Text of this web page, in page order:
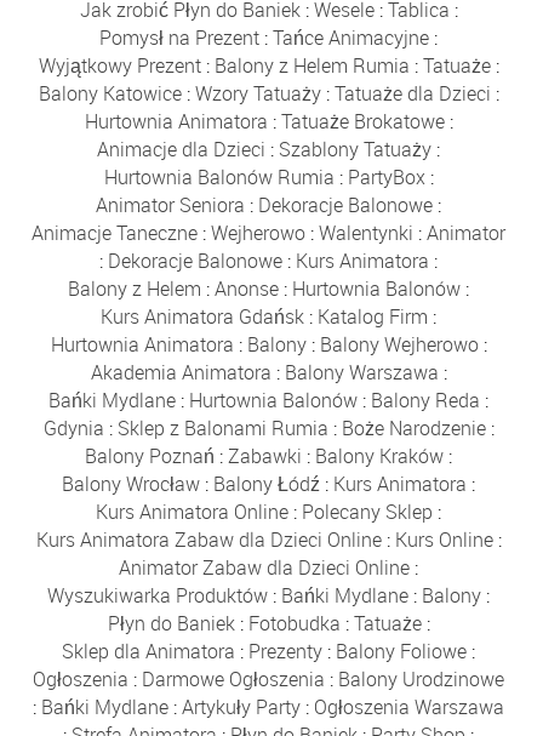
Jak zrobić Płyn do Baniek:Wesele:Tablica :
Pomysł na Prezent :Tańce Animacyjne :
Wyjątkowy Prezent: Balony z Helem Rumia :Tatuaże:
Balony Katowice:Wzory Tatuaży:Tatuaże dla Dzieci :
Hurtownia Animatora :Tatuaże Brokatowe:
Animacje dla Dzieci : Szablony Tatuaży :
Hurtownia Balonów Rumia : PartyBox:
Animator Seniora : Dekoracje Balonowe :
Animacje Taneczne :Wejherowo :Walentynki :Animator
: Dekoracje Balonowe : Kurs Animatora :
Balony z Helem :Anonse : Hurtownia Balonów :
Kurs Animatora Gdańsk : Katalog Firm :
Hurtownia Animatora : Balony: Balony Wejherowo:
Akademia Animatora : Balony Warszawa :
Bańki Mydlane : Hurtownia Balonów : Balony Reda :
Gdynia : Sklep z Balonami Rumia : Boże Narodzenie:
Balony Poznań :Zabawki : Balony Kraków :
Balony Wrocław : Balony Łódź : Kurs Animatora :
Kurs Animatora Online : Polecany Sklep :
Kurs Animatora Zabaw dla Dzieci Online: Kurs Online:
Animator Zabaw dla Dzieci Online :
Wyszukiwarka Produktów : Bańki Mydlane : Balony :
Płyn do Baniek: Fotobudka :Tatuaże:
Sklep dla Animatora : Prezenty : Balony Foliowe :
Ogłoszenia : Darmowe Ogłoszenia : Balony Urodzinowe
: Bańki Mydlane :Artykuły Party : Ogłoszenia Warszawa